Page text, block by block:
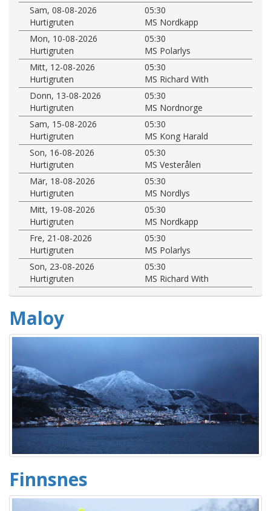
Sam, 08-08-2026
05:30
Hurtigruten
MS Nordkapp
Mon, 10-08-2026
05:30
Hurtigruten
MS Polarlys
Mitt, 12-08-2026
05:30
Hurtigruten
MS Richard With
Donn, 13-08-2026
05:30
Hurtigruten
MS Nordnorge
Sam, 15-08-2026
05:30
Hurtigruten
MS Kong Harald
Son, 16-08-2026
05:30
Hurtigruten
MS Vesterålen
Mär, 18-08-2026
05:30
Hurtigruten
MS Nordlys
Mitt, 19-08-2026
05:30
Hurtigruten
MS Nordkapp
Fre, 21-08-2026
05:30
Hurtigruten
MS Polarlys
Son, 23-08-2026
05:30
Hurtigruten
MS Richard With
Maloy
Finnsnes